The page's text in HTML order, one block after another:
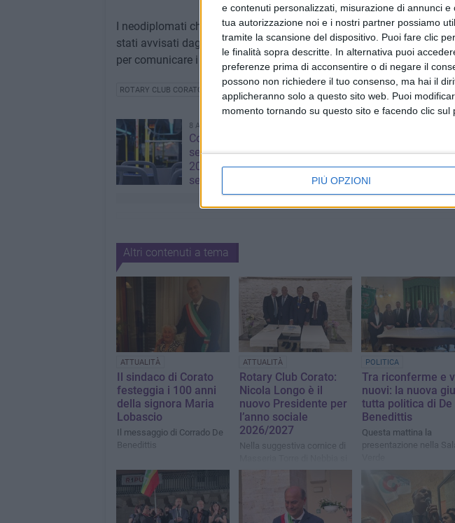
e contenuti personalizzati, misurazione di annunci
tua autorizzazione noi e i nostri partner possiamo
tramite la scansione del dispositivo. Puoi fare clic
le finalità sopra descritte. In alternativa puoi
preferenze prima di acconsentire o di negare il
possono non richiedere il tuo consenso, ma hai il
applicheranno solo a questo sito web. Puoi
momento tornando su questo sito e facendo clic sul
PIÙ OPZIONI
I neodiplomati che hanno i requisiti di merito per partecipare alla
stati avvisati dagli uffici scolastici possono rivolgersi presso l'Ufficio
per comunicare i propri dati.
ROTARY CLUB CORATO CORRADO DE BENEDITTIS
8 AGOSTO 2026
Corato, aperte le iscrizioni al
servizio di trasporto scolastico
2026/2027: domande fino al 14
settembre
Altri contenuti a tema
ATTUALITÀ
Il sindaco di Corato
festeggia i 100 anni
della signora Maria
Lobascio
Il messaggio di Corrado De
Benedittis
ATTUALITÀ
Rotary Club Corato:
Nicola Longo è il
nuovo Presidente per
l’anno sociale
2026/2027
Nella suggestiva cornice di
è celebrato il tradizionale
Pasquale Tarricone
POLITICA
Tra riconferme e
nuovi: la nuova
tutta politica di De
Benedittis
Questa mattina la
presentazione nella